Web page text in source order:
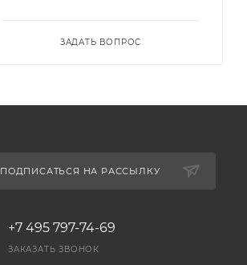
ЗАДАТЬ ВОПРОС
ПОДПИСАТЬСЯ НА РАССЫЛКУ
+7 495 797-74-69
ЗАКАЗАТЬ ЗВОНОК